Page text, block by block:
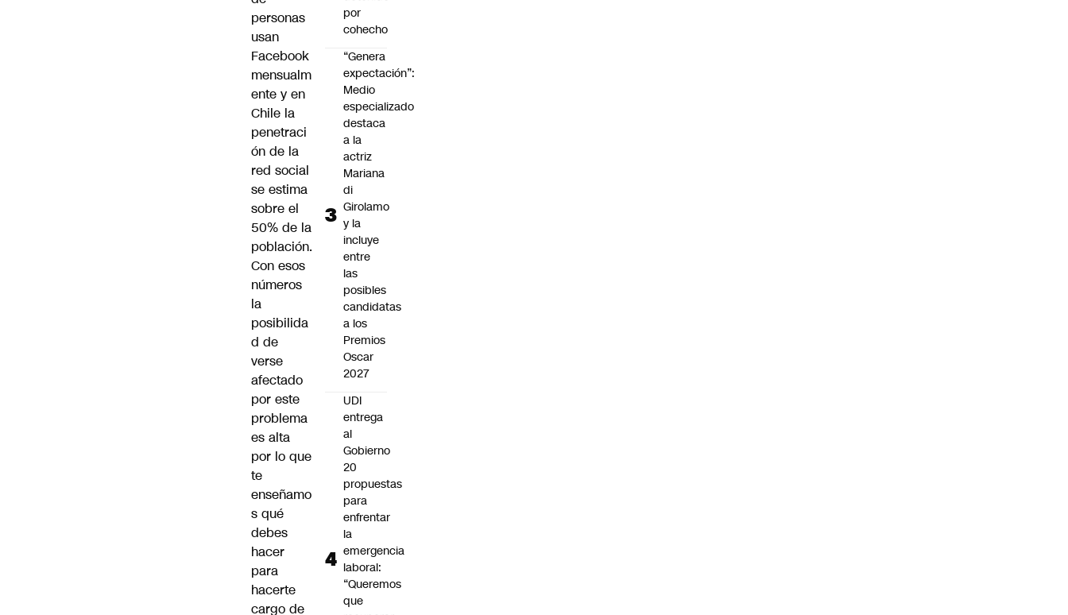
personas
usan
Facebook
mensualm
ente y en
Chile la
penetraci
ón de la
red social
se estima
sobre el
50% de la
población.
Con esos
números
la
posibilida
d de
verse
afectado
por este
problema
es alta
por lo que
te
enseñamo
s qué
debes
hacer
para
hacerte
cargo de
por
cohecho
“Genera
expectación”:
Medio
especializado
destaca
a la
actriz
Mariana
di
Girolamo
y la
incluye
entre
las
posibles
candidatas
a los
Premios
Oscar
2027
UDI
entrega
al
Gobierno
20
propuestas
para
enfrentar
la
emergencia
laboral:
“Queremos
que